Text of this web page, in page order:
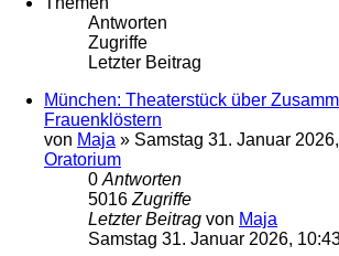
Antworten
Zugriffe
Letzter Beitrag
München: Theaterstück über
Frauenklöstern
von Maja » Samstag 31. Januar
Oratorium
0 Antworten
5016 Zugriffe
Letzter Beitrag von Maja
Samstag 31. Januar 2026,